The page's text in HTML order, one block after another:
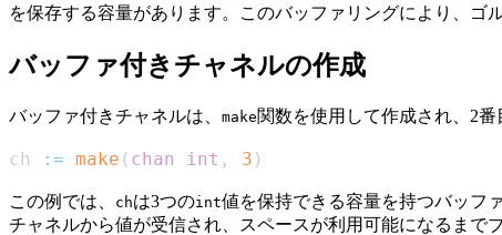
を保存する容量があります。このバッファリングにより、ゴ
バッファ付きチャネルの作成
バッファ付きチャネルは、 make関数を使用して作成され、2
ch := make ( chan int , 3 )
この例では、 chは3つのint値を保持できる容量を持つバッフ
チャネルから値が受信され、スペースが利用可能になるまで